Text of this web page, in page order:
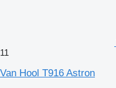
11
Van Hool T916 Astron